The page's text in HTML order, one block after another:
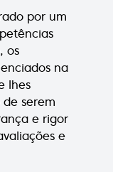
por um
os
na
lhes
serem
e rigor
e